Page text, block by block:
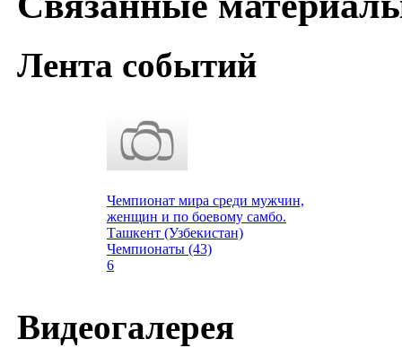
Лента событий
Чемпионат мира среди мужчин,
женщин и по боевому самбо.
Ташкент (Узбекистан)
Чемпионаты (43)
6
Видеогалерея